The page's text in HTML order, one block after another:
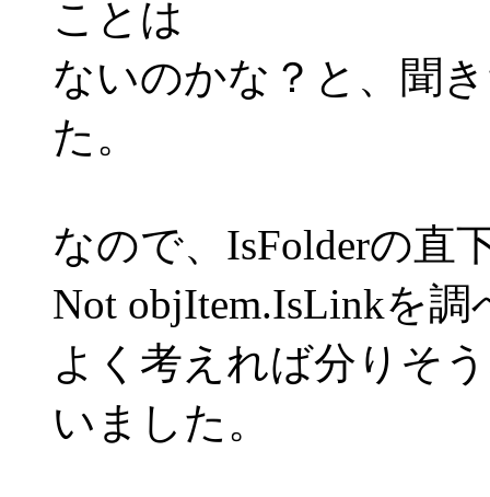
ことは
ないのかな？と、聞
た。
なので、IsFolderの直
Not objItem.IsLinkを
よく考えれば分りそ
いました。